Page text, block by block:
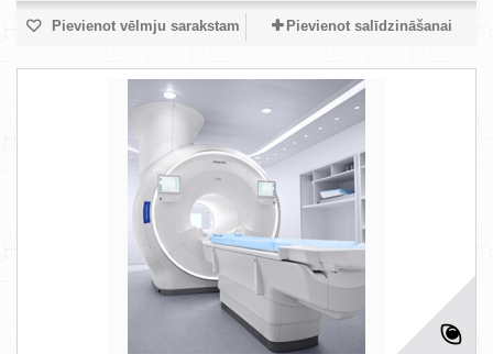
Pievienot vēlmju sarakstam Pievienot salīdzināšanai